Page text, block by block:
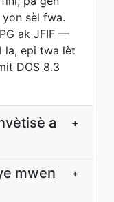
sèl fwa.
ak JFIF —
la, epi twa lèt
DOS 8.3
a
+
mwen
+